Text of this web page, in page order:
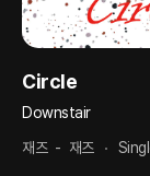
Circle
Downstair
재즈 - 재즈